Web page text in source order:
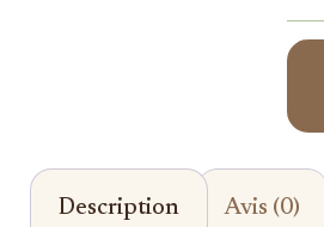
Description Avis (0)